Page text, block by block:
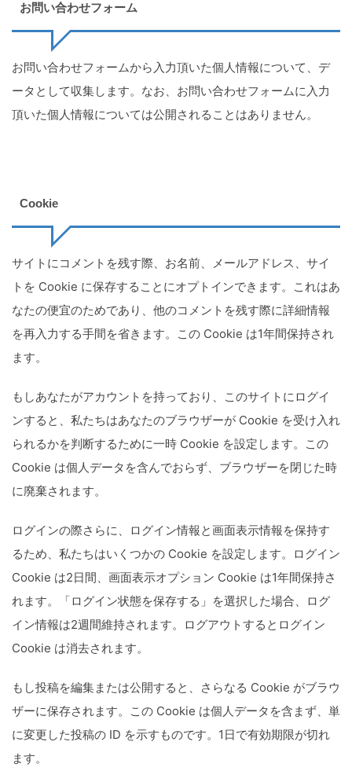
お問い合わせフォーム
お問い合わせフォームから入力頂いた個人情報について、デ
ータとして収集します。なお、お問い合わせフォームに入力
頂いた個人情報については公開されることはありません。
Cookie
サイトにコメントを残す際、お名前、メールアドレス、サイ
トを Cookie に保存することにオプトインできます。これはあ
なたの便宜のためであり、他のコメントを残す際に詳細情報
を再入力する手間を省きます。この Cookie は1年間保持され
ます。
もしあなたがアカウントを持っており、このサイトにログイ
ンすると、私たちはあなたのブラウザーが Cookie を受け入れ
られるかを判断するために一時 Cookie を設定します。この
Cookie は個人データを含んでおらず、ブラウザーを閉じた時
に廃棄されます。
ログインの際さらに、ログイン情報と画面表示情報を保持す
るため、私たちはいくつかの Cookie を設定します。ログイン
Cookie は2日間、画面表示オプション Cookie は1年間保持さ
れます。「ログイン状態を保存する」を選択した場合、ログ
イン情報は2週間維持されます。ログアウトするとログイン
Cookie は消去されます。
もし投稿を編集または公開すると、さらなる Cookie がブラウ
ザーに保存されます。この Cookie は個人データを含まず、単
に変更した投稿の ID を示すものです。1日で有効期限が切れ
ます。